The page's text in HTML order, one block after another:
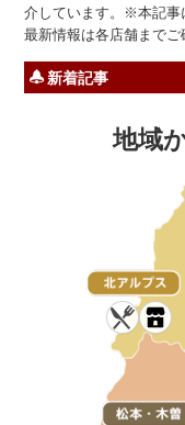
介しています。※本記事
最新情報は各店舗までご
新着記事
地域か